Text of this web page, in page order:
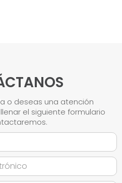
o deseas una atención
el siguiente formulario